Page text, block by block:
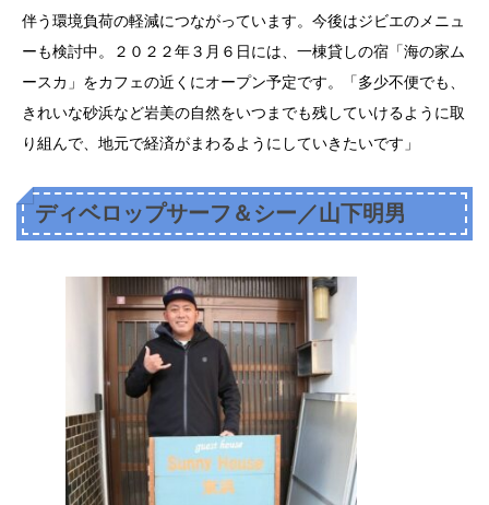
伴う環境負荷の軽減につながっています。今後はジビエのメニュ
ーも検討中。２０２２年３月６日には、一棟貸しの宿「海の家ム
ースカ」をカフェの近くにオープン予定です。「多少不便でも、
きれいな砂浜など岩美の自然をいつまでも残していけるように取
り組んで、地元で経済がまわるようにしていきたいです」
ディベロップサーフ＆シー／山下明男